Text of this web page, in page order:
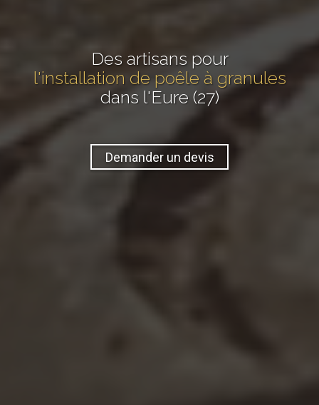
Des artisans pour
l'installation de poêle à granules
dans l'Eure (27)
Demander un devis